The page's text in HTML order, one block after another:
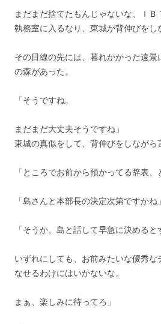
まだまだ捨てたもんじゃないな、ＩＢ
執務室に入るなり、東城が背伸びをし
その目線の先には、暮れかかった遠
の森があった。
「そうですね。
まだまだ大丈夫そうですね」
東城の真似をして、背伸びをしながら
「ところでお前から預かってる辞表、
「島さんと本部長の決定次第ですかね」
「そうか、島と話して早急に決めると
いずれにしても、お前みたいな優秀
なせるわけにはいかないな。
まぁ、楽しみに待ってろ」